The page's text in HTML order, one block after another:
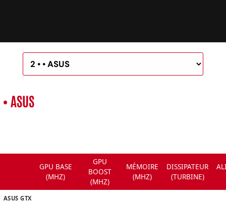
• ASUS
GPU BASE
(MHZ)
GPU
BOOST
(MHZ)
MÉMOIRE
(MHZ)
DISSIPATEUR
(TURBINE)
ASUS GTX